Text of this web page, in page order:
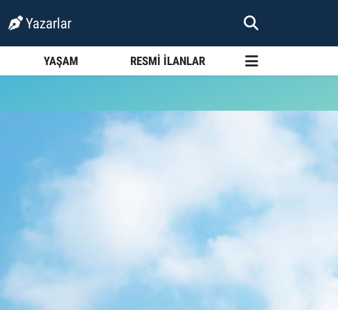
Yazarlar
YAŞAM RESMİ İLANLAR